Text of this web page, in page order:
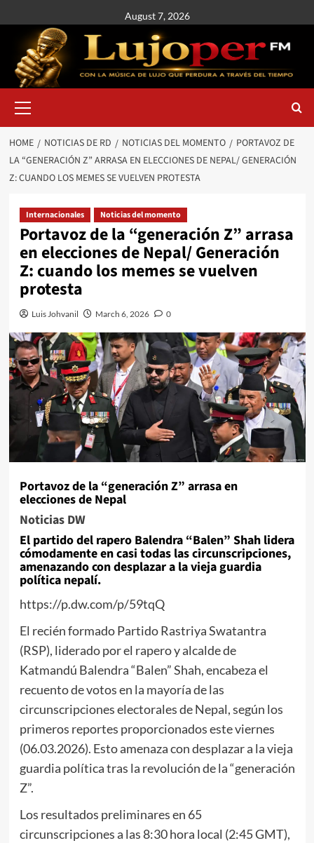
August 7, 2026
HOME NOTICIAS DE RD NOTICIAS DEL MOMENTO
PORTAVOZ DE
LA “GENERACIÓN Z” ARRASA EN ELECCIONES DE NEPAL/ GENERACIÓN
Z: CUANDO LOS MEMES SE VUELVEN PROTESTA
Internacionales Noticias del momento
Portavoz de la “generación Z” arrasa
en elecciones de Nepal/ Generación
Z: cuando los memes se vuelven
protesta
Luis Johvanil March 6, 2026 0
Portavoz de la “generación Z” arrasa en
elecciones de Nepal
Noticias DW
El partido del rapero Balendra “Balen” Shah lidera
cómodamente en casi todas las circunscripciones,
amenazando con desplazar a la vieja guardia
política nepalí.
https://p.dw.com/p/59tqQ
El recién formado Partido Rastriya Swatantra
(RSP), liderado por el rapero y alcalde de
Katmandú Balendra “Balen” Shah, encabeza el
recuento de votos en la mayoría de las
circunscripciones electorales de Nepal, según los
primeros reportes proporcionados este viernes
(06.03.2026). Esto amenaza con desplazar a la vieja
guardia política tras la revolución de la “generación
Z”.
Los resultados preliminares en 65
circunscripciones a las 8:30 hora local (2:45 GMT),